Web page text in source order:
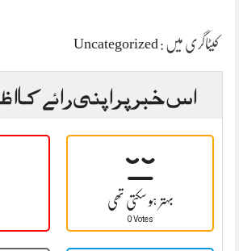
کیٹاگری میں : Uncategorized
اس خبر پر اپنی رائے کا
بہتر ہو سکتی تھی
0 Votes